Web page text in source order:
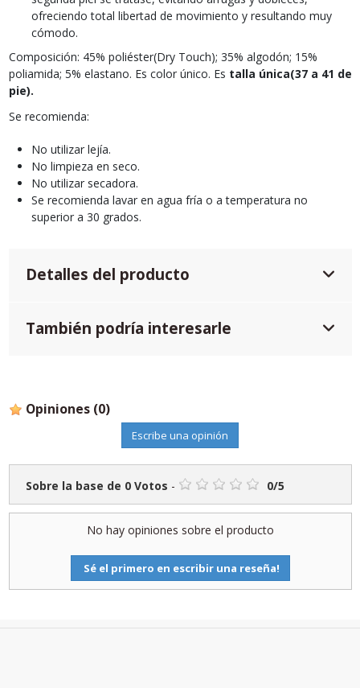
ofreciendo total libertad de movimiento y resultando muy
cómodo.
Composición: 45% poliéster(Dry Touch); 35% algodón; 15%
poliamida; 5% elastano. Es color único. Es talla única(37 a 41 de
pie).
Se recomienda:
No utilizar lejía.
No limpieza en seco.
No utilizar secadora.
Se recomienda lavar en agua fría o a temperatura no
superior a 30 grados.
Detalles del producto
También podría interesarle
Opiniones (0)
Escribe una opinión
Sobre la base de 0Votos - 0/5
No hay opiniones sobre el producto
Sé el primero en escribir una reseña!